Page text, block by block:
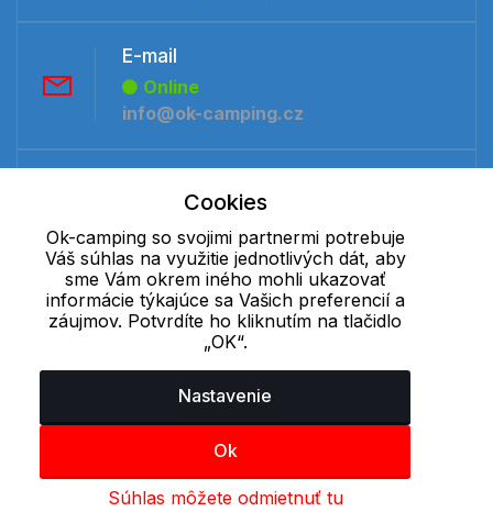
E-mail
Online
info@ok-camping.cz
Offline
+421 277 270 091
Cookie - podrobné nastavenie| Ďalšie informácie|Spracovanie
osobných údajov
Cookies
Ok-camping so svojimi partnermi potrebuje
Váš súhlas na využitie jednotlivých dát, aby
sme Vám okrem iného mohli ukazovať
informácie týkajúce sa Vašich preferencií a
záujmov. Potvrdíte ho kliknutím na tlačidlo
„OK“.
Nastavenie
Ok
Súhlas môžete odmietnuť tu